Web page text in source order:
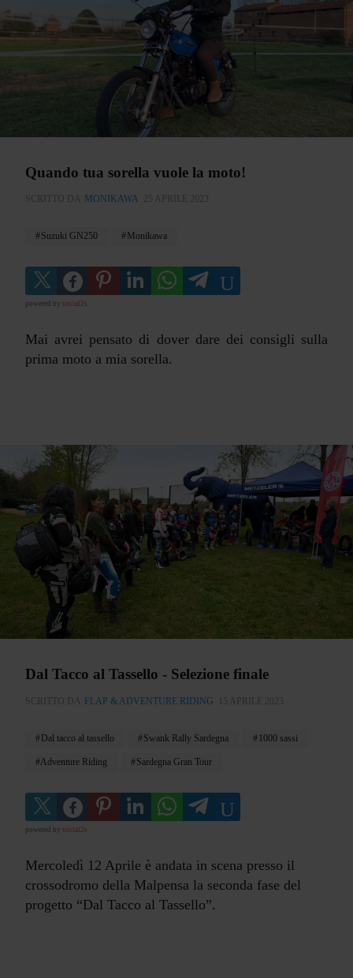
Quando tua sorella vuole la moto!
SCRITTO DA MONIKAWA 25 APRILE 2023
Suzuki GN250 Monikawa
powered by social2s
Mai avrei pensato di dover dare dei consigli sulla
prima moto a mia sorella.
Dal Tacco al Tassello - Selezione finale
SCRITTO DA FLAP & ADVENTURE RIDING 15 APRILE 2023
Dal tacco al tassello Swank Rally Sardegna 1000 sassi
Adventure Riding Sardegna Gran Tour
powered by social2s
Mercoledì 12 Aprile è andata in scena presso il
crossodromo della Malpensa la seconda fase del
progetto “Dal Tacco al Tassello”.